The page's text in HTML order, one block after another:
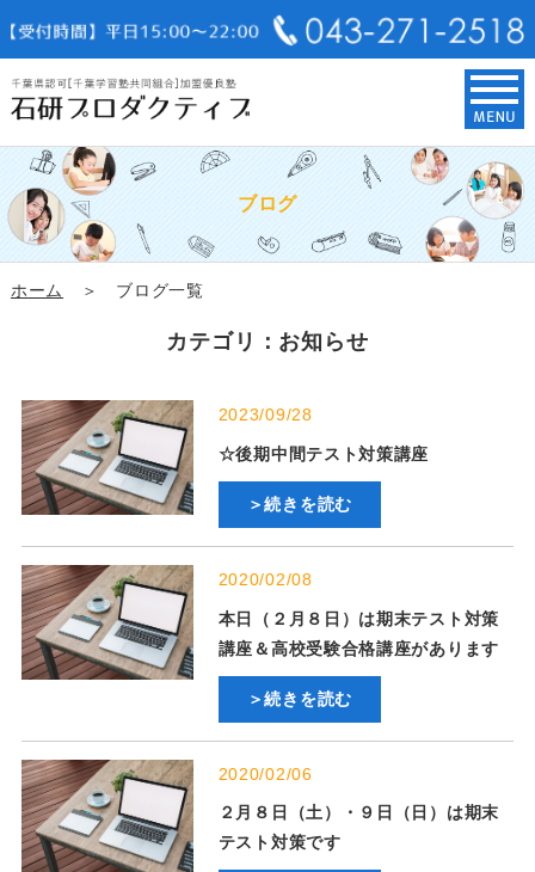
ブログ
ホーム ＞ ブログ一覧
カテゴリ：お知らせ
2023/09/28
☆後期中間テスト対策講座
＞続きを読む
2020/02/08
本日（２月８日）は期末テスト対策
講座＆高校受験合格講座があります
＞続きを読む
2020/02/06
２月８日（土）・９日（日）は期末
テスト対策です